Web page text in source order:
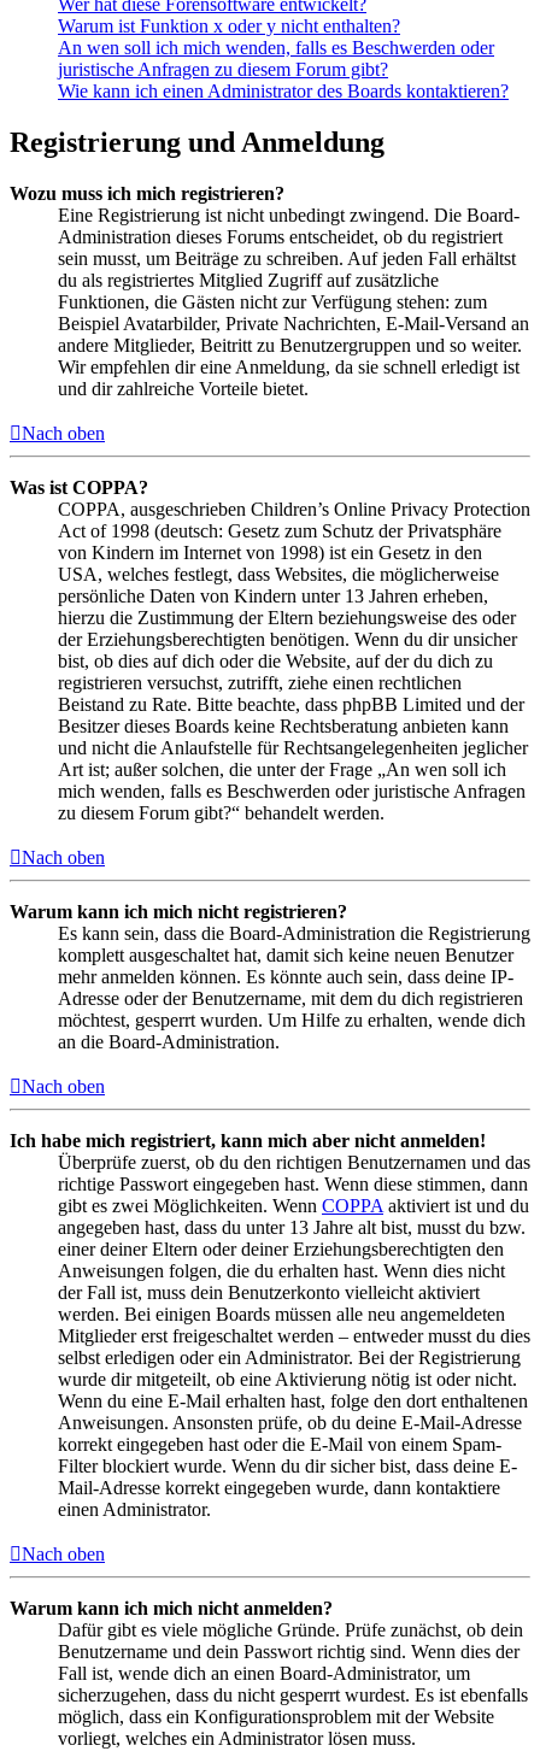
Warum ist Funktion x oder y nicht enthalten?
An wen soll ich mich wenden, falls es Beschwerden oder
juristische Anfragen zu diesem Forum gibt?
Wie kann ich einen Administrator des Boards kontaktieren?
Registrierung und Anmeldung
Wozu muss ich mich registrieren?
Eine Registrierung ist nicht unbedingt zwingend. Die Board-
Administration dieses Forums entscheidet, ob du registriert
sein musst, um Beiträge zu schreiben. Auf jeden Fall erhältst
du als registriertes Mitglied Zugriff auf zusätzliche
Funktionen, die Gästen nicht zur Verfügung stehen: zum
Beispiel Avatarbilder, Private Nachrichten, E-Mail-Versand an
andere Mitglieder, Beitritt zu Benutzergruppen und so weiter.
Wir empfehlen dir eine Anmeldung, da sie schnell erledigt ist
und dir zahlreiche Vorteile bietet.
Nach oben
Was ist COPPA?
COPPA, ausgeschrieben Children’s Online Privacy Protection
Act of 1998 (deutsch: Gesetz zum Schutz der Privatsphäre
von Kindern im Internet von 1998) ist ein Gesetz in den
USA, welches festlegt, dass Websites, die möglicherweise
persönliche Daten von Kindern unter 13 Jahren erheben,
hierzu die Zustimmung der Eltern beziehungsweise des oder
der Erziehungsberechtigten benötigen. Wenn du dir unsicher
bist, ob dies auf dich oder die Website, auf der du dich zu
registrieren versuchst, zutrifft, ziehe einen rechtlichen
Beistand zu Rate. Bitte beachte, dass phpBB Limited und der
Besitzer dieses Boards keine Rechtsberatung anbieten kann
und nicht die Anlaufstelle für Rechtsangelegenheiten jeglicher
Art ist; außer solchen, die unter der Frage „An wen soll ich
mich wenden, falls es Beschwerden oder juristische Anfragen
zu diesem Forum gibt?“ behandelt werden.
Nach oben
Warum kann ich mich nicht registrieren?
Es kann sein, dass die Board-Administration die Registrierung
komplett ausgeschaltet hat, damit sich keine neuen Benutzer
mehr anmelden können. Es könnte auch sein, dass deine IP-
Adresse oder der Benutzername, mit dem du dich registrieren
möchtest, gesperrt wurden. Um Hilfe zu erhalten, wende dich
an die Board-Administration.
Nach oben
Ich habe mich registriert, kann mich aber nicht anmelden!
Überprüfe zuerst, ob du den richtigen Benutzernamen und das
richtige Passwort eingegeben hast. Wenn diese stimmen, dann
gibt es zwei Möglichkeiten. Wenn COPPA aktiviert ist und du
angegeben hast, dass du unter 13 Jahre alt bist, musst du bzw.
einer deiner Eltern oder deiner Erziehungsberechtigten den
Anweisungen folgen, die du erhalten hast. Wenn dies nicht
der Fall ist, muss dein Benutzerkonto vielleicht aktiviert
werden. Bei einigen Boards müssen alle neu angemeldeten
Mitglieder erst freigeschaltet werden – entweder musst du dies
selbst erledigen oder ein Administrator. Bei der Registrierung
wurde dir mitgeteilt, ob eine Aktivierung nötig ist oder nicht.
Wenn du eine E-Mail erhalten hast, folge den dort enthaltenen
Anweisungen. Ansonsten prüfe, ob du deine E-Mail-Adresse
korrekt eingegeben hast oder die E-Mail von einem Spam-
Filter blockiert wurde. Wenn du dir sicher bist, dass deine E-
Mail-Adresse korrekt eingegeben wurde, dann kontaktiere
einen Administrator.
Nach oben
Warum kann ich mich nicht anmelden?
Dafür gibt es viele mögliche Gründe. Prüfe zunächst, ob dein
Benutzername und dein Passwort richtig sind. Wenn dies der
Fall ist, wende dich an einen Board-Administrator, um
sicherzugehen, dass du nicht gesperrt wurdest. Es ist ebenfalls
möglich, dass ein Konfigurationsproblem mit der Website
vorliegt, welches ein Administrator lösen muss.